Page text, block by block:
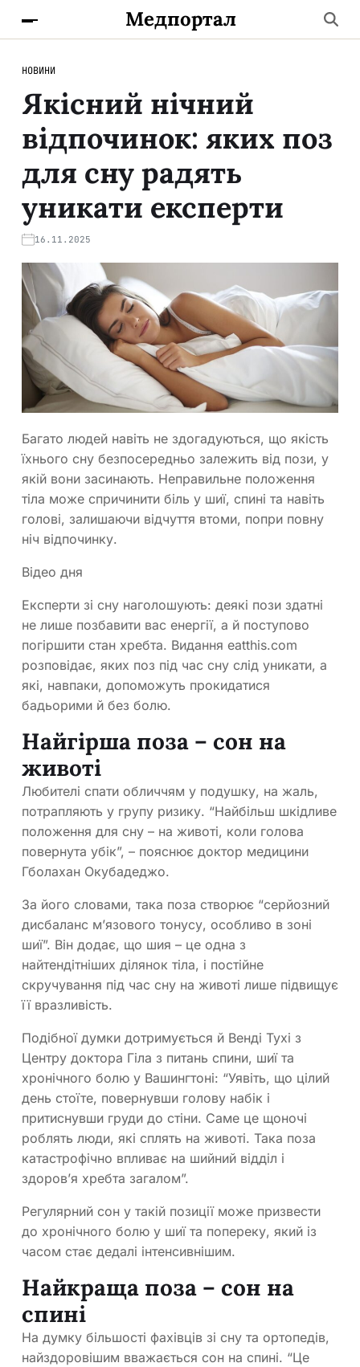
Медпортал
НОВИНИ
Якісний нічний
відпочинок: яких поз
для сну радять
уникати експерти
16.11.2025
Багато людей навіть не здогадуються, що якість
їхнього сну безпосередньо залежить від пози, у
якій вони засинають. Неправильне положення
тіла може спричинити біль у шиї, спині та навіть
голові, залишаючи відчуття втоми, попри повну
ніч відпочинку.
Відео дня
Експерти зі сну наголошують: деякі пози здатні
не лише позбавити вас енергії, а й поступово
погіршити стан хребта. Видання eatthis.com
розповідає, яких поз під час сну слід уникати, а
які, навпаки, допоможуть прокидатися
бадьорими й без болю.
Найгірша поза – сон на
животі
Любителі спати обличчям у подушку, на жаль,
потрапляють у групу ризику. “Найбільш шкідливе
положення для сну – на животі, коли голова
повернута убік”, – пояснює доктор медицини
Гболахан Окубадеджо.
За його словами, така поза створює “серйозний
дисбаланс м’язового тонусу, особливо в зоні
шиї”. Він додає, що шия – це одна з
найтендітніших ділянок тіла, і постійне
скручування під час сну на животі лише підвищує
її вразливість.
Подібної думки дотримується й Венді Тухі з
Центру доктора Гіла з питань спини, шиї та
хронічного болю у Вашингтоні: “Уявіть, що цілий
день стоїте, повернувши голову набік і
притиснувши груди до стіни. Саме це щоночі
роблять люди, які сплять на животі. Така поза
катастрофічно впливає на шийний відділ і
здоров’я хребта загалом”.
Регулярний сон у такій позиції може призвести
до хронічного болю у шиї та попереку, який із
часом стає дедалі інтенсивнішим.
Найкраща поза – сон на
спині
На думку більшості фахівців зі сну та ортопедів,
найздоровішим вважається сон на спині. “Це